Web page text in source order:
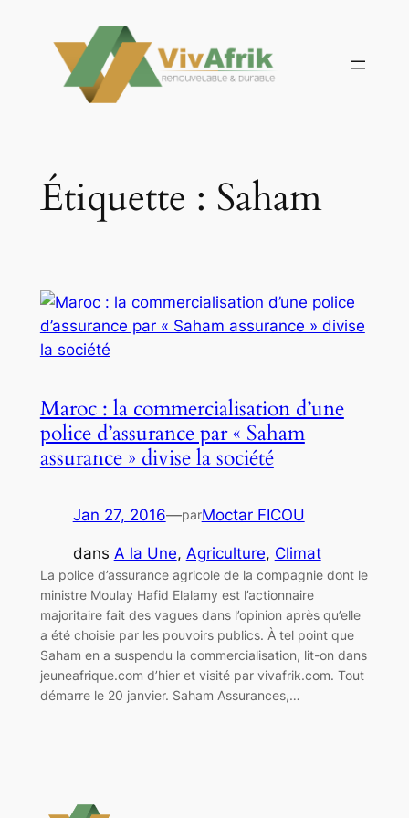
contenu
Étiquette : Saham
Maroc : la commercialisation d’une
police d’assurance par « Saham
assurance » divise la société
Jan 27, 2016—parMoctar FICOU
dans A la Une, Agriculture, Climat
La police d’assurance agricole de la compagnie dont le
ministre Moulay Hafid Elalamy est l’actionnaire
majoritaire fait des vagues dans l’opinion après qu’elle
a été choisie par les pouvoirs publics. À tel point que
Saham en a suspendu la commercialisation, lit-on dans
jeuneafrique.com d’hier et visité par vivafrik.com. Tout
démarre le 20 janvier. Saham Assurances,…